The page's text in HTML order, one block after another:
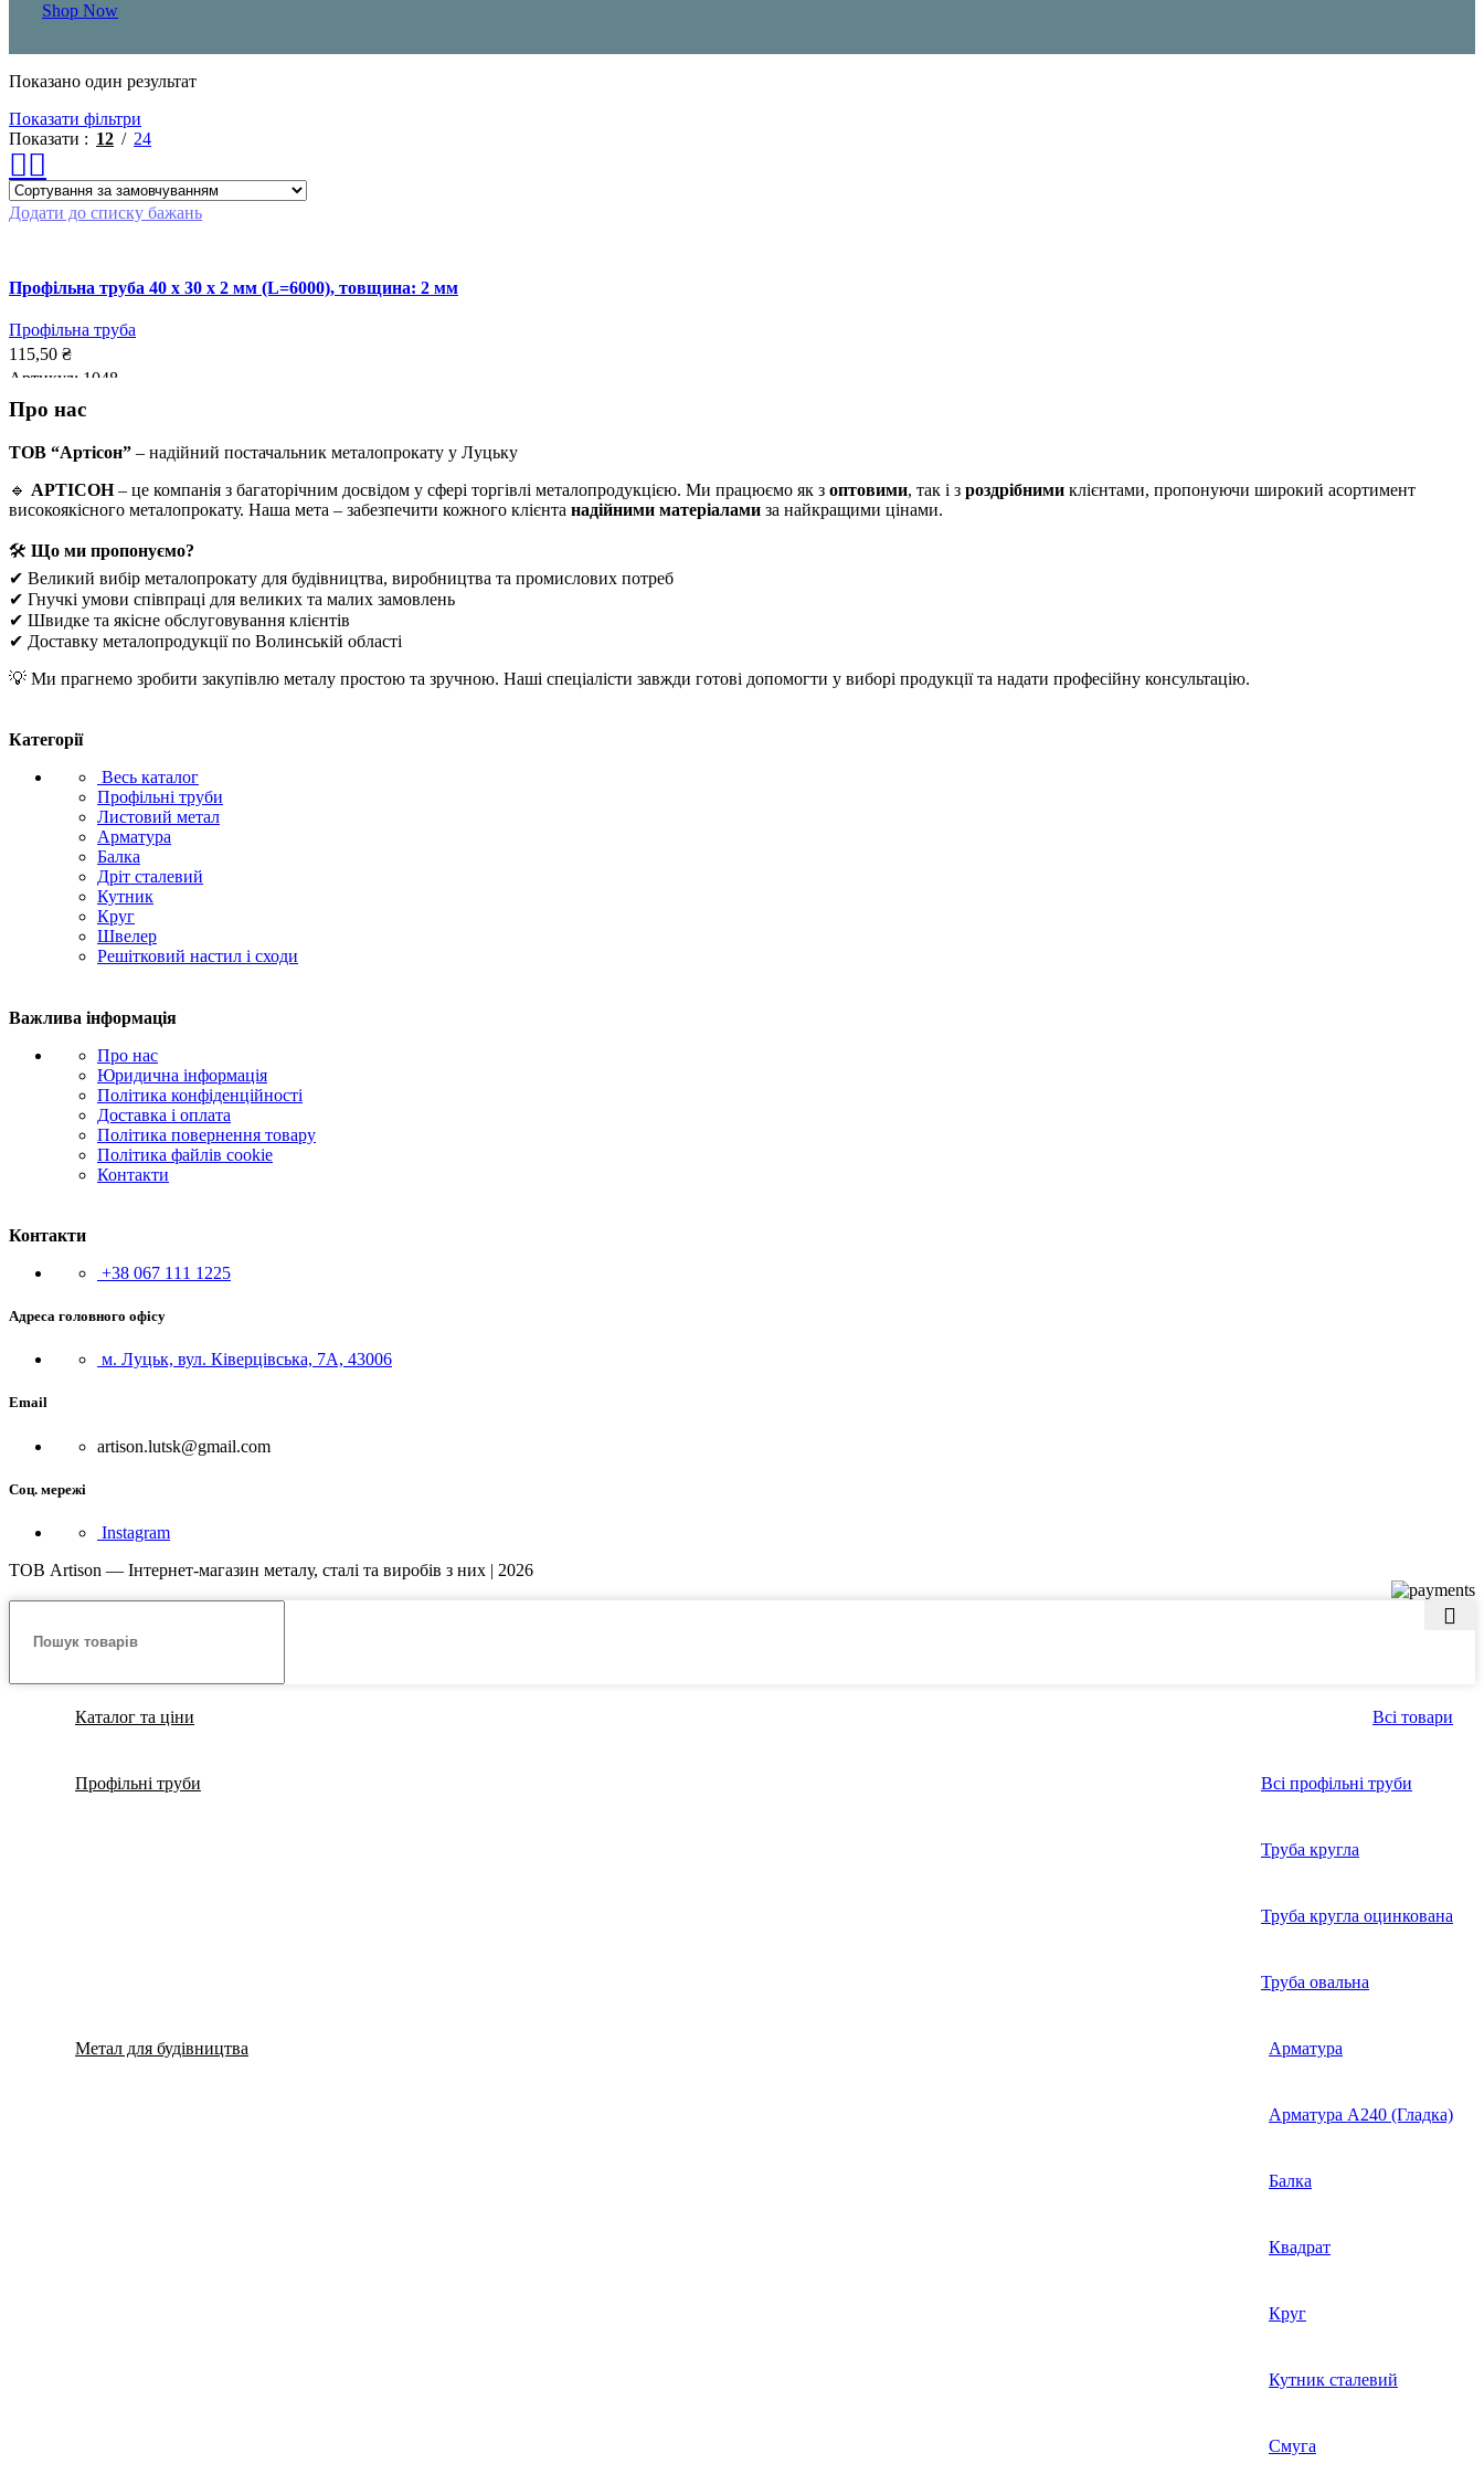
Shop Now
Показано один результат
Показати фільтри
Показати
12 24
Додати до списку бажань
Профільна труба 40 x 30 x 2 мм (L=6000), товщина: 2 мм
Профільна труба
115,50 ₴
Артикул: 1048
ДОДАТИ В КОШИК
Про нас
ТОВ “Артісон” – надійний постачальник металопрокату у Луцьку
🔹 АРТІСОН– це компанія з багаторічним досвідом у сфері торгівлі металопродукцією. Ми працюємо як з оптовими, так і з роздрібними клієнтами, пропонуючи широкий асортимент
високоякісного металопрокату. Наша мета – забезпечити кожного клієнта надійними матеріалами за найкращими цінами.
🛠 Що ми пропонуємо?
✔ Великий вибір металопрокату для будівництва, виробництва та промислових потреб
✔ Гнучкі умови співпраці для великих та малих замовлень
✔ Швидке та якісне обслуговування клієнтів
✔ Доставку металопродукції по Волинській області
💡 Ми прагнемо зробити закупівлю металу простою та зручною. Наші спеціалісти завжди готові допомогти у виборі продукції та надати професійну консультацію.
Категорії
Весь каталог
Профільні труби
Листовий метал
Арматура
Балка
Дріт сталевий
Кутник
Круг
Швелер
Решітковий настил і сходи
Важлива інформація
Про нас
Юридична інформація
Політика конфіденційності
Доставка і оплата
Політика повернення товару
Політика файлів cookie
Контакти
Контакти
+38 067 111 1225
Адреса головного офісу
м. Луцьк, вул. Ківерцівська, 7А, 43006
Email
artison.lutsk@gmail.com
Соц. мережі
Instagram
ТОВ Artison — Інтернет-магазин металу, сталі та виробів з них | 2026
Каталог та ціни Всі товари
Профільні труби Всі профільні труби
Труба кругла
Труба кругла оцинкована
Труба овальна
Метал для будівництва Арматура
Арматура А240 (Гладка)
Балка
Квадрат
Круг
Кутник сталевий
Смуга